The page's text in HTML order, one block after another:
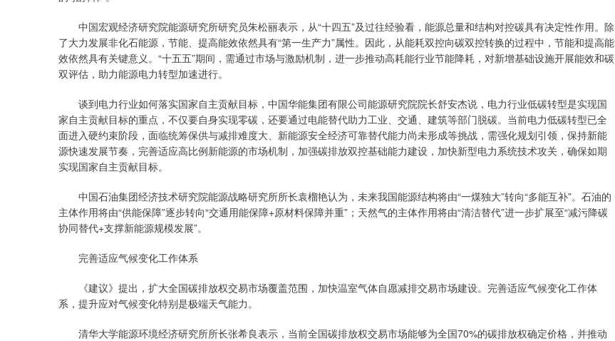
中国宏观经济研究院能源研究所研究员朱松丽表示，从“十四五”及过往经验看，能源总量和结构对控碳具有决定性作用。除
了大力发展非化石能源，节能、提高能效依然具有“第一生产力”属性。因此，从能耗双控向碳双控转换的过程中，节能和提高能
效依然具有关键意义。“十五五”期间，需通过市场与激励机制，进一步推动高耗能行业节能降耗，对新增基础设施开展能效和碳
双评估，助力能源电力转型加速进行。
谈到电力行业如何落实国家自主贡献目标，中国华能集团有限公司能源研究院院长舒安杰说，电力行业低碳转型是实现国
家自主贡献目标的重点，不仅要自身实现零碳，还要通过电能替代助力工业、交通、建筑等部门脱碳。当前电力低碳转型已全
面进入硬约束阶段，面临统筹保供与减排难度大、新能源安全经济可靠替代能力尚未形成等挑战，需强化规划引领，保持新能
源快速发展节奏，完善适应高比例新能源的市场机制，加强碳排放双控基础能力建设，加快新型电力系统技术攻关，确保如期
实现国家自主贡献目标。
中国石油集团经济技术研究院能源战略研究所所长袁榴艳认为，未来我国能源结构将由“一煤独大”转向“多能互补”。石油的
主体作用将由“供能保障”逐步转向“交通用能保障+原材料保障并重”；天然气的主体作用将由“清洁替代”进一步扩展至“减污降碳
协同替代+支撑新能源规模发展”。
完善适应气候变化工作体系
《建议》提出，扩大全国碳排放权交易市场覆盖范围，加快温室气体自愿减排交易市场建设。完善适应气候变化工作体
系，提升应对气候变化特别是极端天气能力。
清华大学能源环境经济研究所所长张希良表示，当前全国碳排放权交易市场能够为全国70%的碳排放权确定价格，并推动